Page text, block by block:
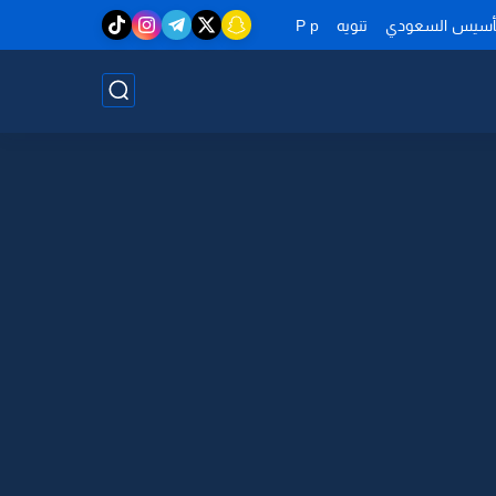
السعودي تنويه P p